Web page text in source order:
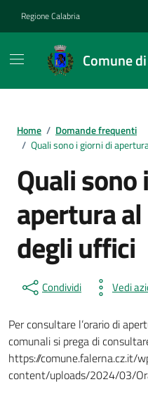
Regione Calabria
Comune
Home / Domande frequenti
/ Quali sono i giorni di
Quali
apertura
degli uffici
Condividi Vedi
Per consultare l’orario di
comunali si prega di
https://comune.falerna.cz.it/
content/uploads/2024/03/